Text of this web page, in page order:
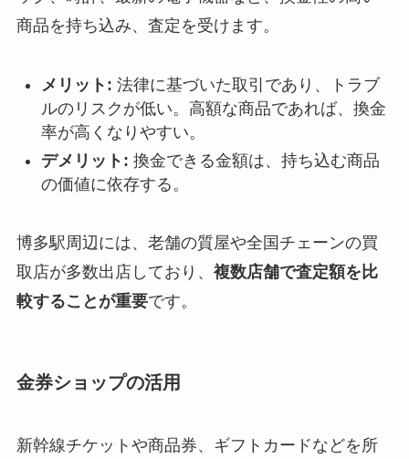
商品を持ち込み、査定を受けます。
メリット: 法律に基づいた取引であり、トラブ
ルのリスクが低い。高額な商品であれば、換金
率が高くなりやすい。
デメリット: 換金できる金額は、持ち込む商品
の価値に依存する。
博多駅周辺には、老舗の質屋や全国チェーンの買
取店が多数出店しており、 複数店舗で査定額を比
較することが重要です。
金券ショップの活用
新幹線チケットや商品券、ギフトカードなどを所